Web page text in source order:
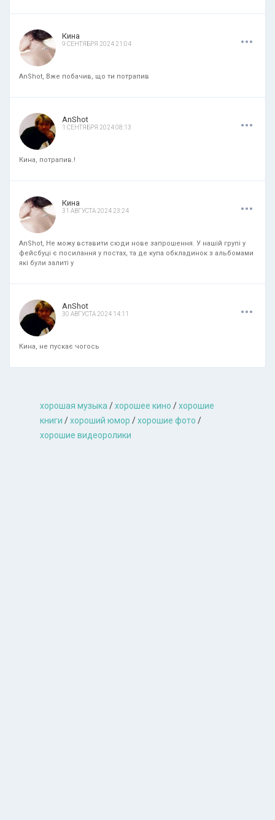
Кина
9 СЕНТЯБРЯ 2024 21:04 ...
AnShot, Вже побачив, що ти потрапив
AnShot
1 СЕНТЯБРЯ 2024 08:13 ...
Кина, потрапив.!
Кина
31 АВГУСТА 2024 23:24 ...
AnShot, Не можу вставити сюди нове запрошення. У нашій групі у
фейсбуці є посилання у постах, та де купа обкладинок з альбомами
які були залиті у
AnShot
30 АВГУСТА 2024 14:11 ...
Кина, не пускає чогось
хорошая музыкa/хорошее кино /хорошие
книги /хороший юмор /хорошие фото /
хорошие видеоролики